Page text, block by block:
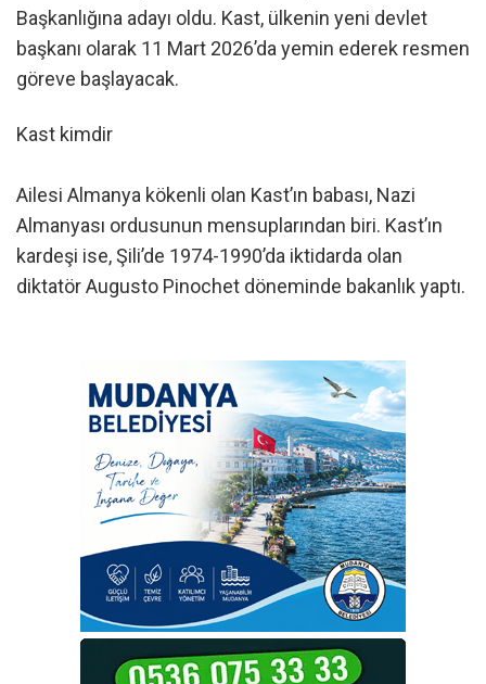
Başkanlığına adayı oldu. Kast, ülkenin yeni devlet
başkanı olarak 11 Mart 2026’da yemin ederek resmen
göreve başlayacak.
Kast kimdir
Ailesi Almanya kökenli olan Kast’ın babası, Nazi
Almanyası ordusunun mensuplarından biri. Kast’ın
kardeşi ise, Şili’de 1974-1990’da iktidarda olan
diktatör Augusto Pinochet döneminde bakanlık yaptı.